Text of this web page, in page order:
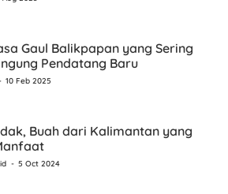
Gaul Balikpapan yang Sering
Pendatang Baru
10 Feb 2025
Buah dari Kalimantan yang
5 Oct 2024